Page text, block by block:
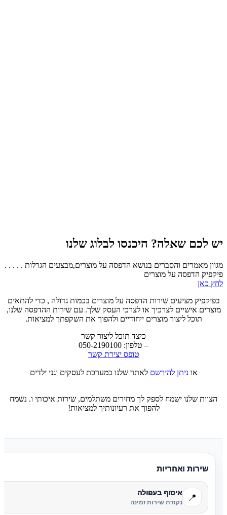
יש לכם שאלה? היכנסו לבלוג שלנו
מגוון מאמרים והסברים בנושא הדפסה על מוצרים,מבצעים הגרלות . . . . .
פיקפיק הדפסה על מוצרים
לחץ כאן
בפיקפיק מציעים שירות הדפסה על מוצרים בכמות גדולה , כדי להתאים
מוצרים אישיים לצרכיך או לצרכי העסק שלך. עם שירות ההדפסה שלנו,
תוכל ליצור מוצרים ייחודיים ולהפוך את השקפתך למציאות.
כיצד תוכל ליצור קשר
– טלפון: 050-2190100
טופס יצירת קשר
אוניתן להירשם לאתר שלנו במערכת לעסקים וגני ילדים
הצוות שלנו ישמח לספק לך מחירים משתלמים, שירות איכותי ו. נשמח
להפוך את רעיונותיך למציאות!
שירות ואחריות
📍 איסוף בעפולה
נקודת שירות זמינה